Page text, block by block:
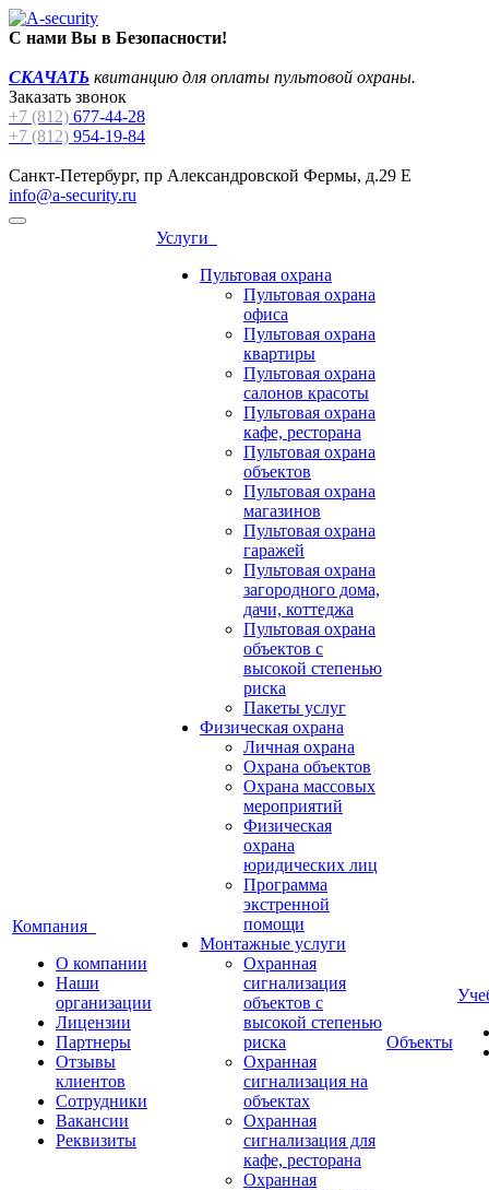
С нами Вы в Безопасности!
СКАЧАТЬ квитанцию для оплаты пультовой охраны.
Заказать звонок
+7 (812) 677-44-28
+7 (812) 954-19-84
Санкт-Петербург, пр Александровской Фермы, д.29 Е
info@a-security.ru
Компания
О компании
Наши
организации
Лицензии
Партнеры
Отзывы
клиентов
Сотрудники
Вакансии
Реквизиты
Услуги
Пультовая охрана
Пультовая охрана
офиса
Пультовая охрана
квартиры
Пультовая охрана
салонов красоты
Пультовая охрана
кафе, ресторана
Пультовая охрана
объектов
Пультовая охрана
магазинов
Пультовая охрана
гаражей
Пультовая охрана
загородного дома,
дачи, коттеджа
Пультовая охрана
объектов с
высокой степенью
риска
Пакеты услуг
Физическая охрана
Личная охрана
Охрана объектов
Охрана массовых
мероприятий
Физическая
охрана
юридических лиц
Программа
экстренной
помощи
Монтажные услуги
Охранная
сигнализация
объектов с
высокой степенью
риска
Охранная
сигнализация на
объектах
Охранная
сигнализация для
кафе, ресторана
Охранная
Объекты